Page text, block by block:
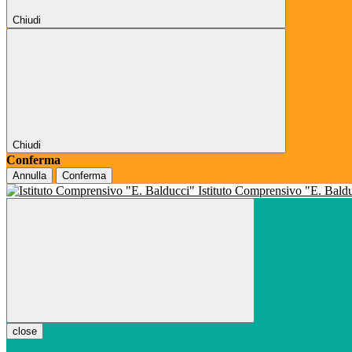
Chiudi
Chiudi
Conferma
Annulla Conferma
Istituto Comprensivo "E.
close